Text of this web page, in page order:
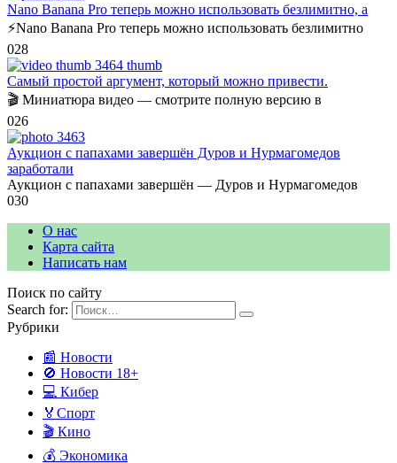
Nano Banana Pro теперь можно использовать безлимитно, а
⚡️Nano Banana Pro теперь можно использовать безлимитно
028
Самый простой аргумент, который можно привести.
🎬 Миниатюра видео — смотрите полную версию в
026
Аукцион с папахами завершён Дуров и Нурмагомедов
заработали
Аукцион с папахами завершён — Дуров и Нурмагомедов
030
О нас
Карта сайта
Написать нам
Поиск по сайту
Search for:
Рубрики
📰 Новости
🚫 Новости 18+
💻 Кибер
🏅Спорт
🎬 Кино
💰 Экономика